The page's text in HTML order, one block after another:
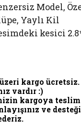
Model,
Yaylı Kil
kesici
kargo
vardır :)
kargoya teslim
ve